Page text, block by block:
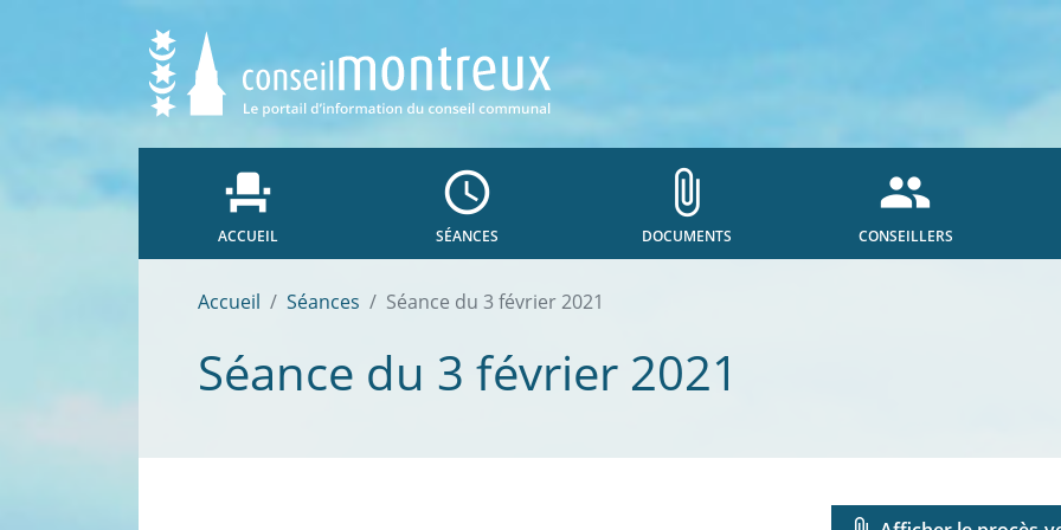
event_seat
ACCUEIL
access_time
SÉANCES
attach_file
DOCUMENTS
people
CONSEILLERS
Accueil Séances Séance du 3 février 2021
Séance du 3 février 2021